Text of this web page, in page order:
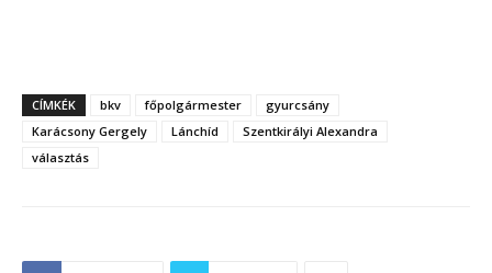
CÍMKÉK bkv főpolgármester
gyurcsány
Karácsony Gergely
Lánchíd
Szentkirályi Alexandra
választás